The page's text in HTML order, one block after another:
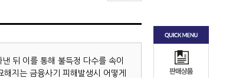
뒤 이를 통해 불득정 다수를 속이
지는 금융사기 피해발생시 어떻게